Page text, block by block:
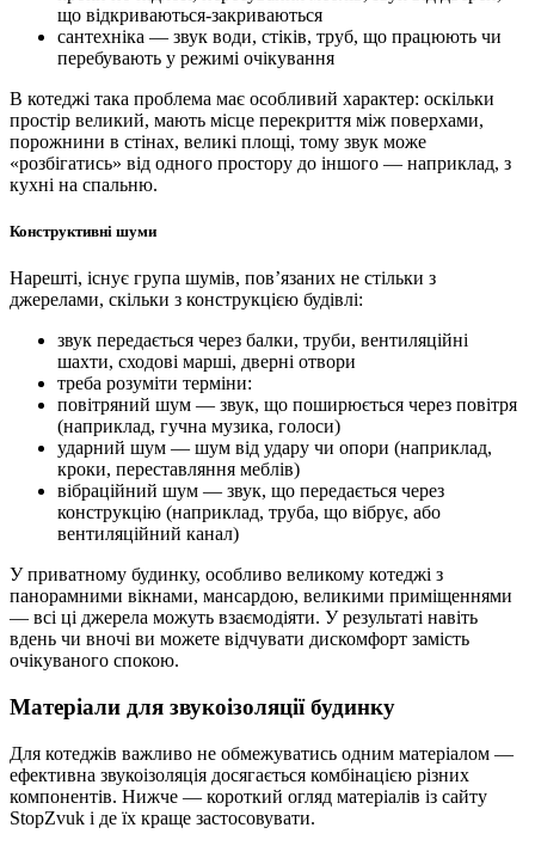
що відкриваються-закриваються
сантехніка — звук води, стіків, труб, що працюють чи
перебувають у режимі очікування
В котеджі така проблема має особливий характер: оскільки
простір великий, мають місце перекриття між поверхами,
порожнини в стінах, великі площі, тому звук може
«розбігатись» від одного простору до іншого — наприклад, з
кухні на спальню.
Конструктивні шуми
Нарешті, існує група шумів, пов’язаних не стільки з
джерелами, скільки з конструкцією будівлі:
звук передається через балки, труби, вентиляційні
шахти, сходові марші, дверні отвори
треба розуміти терміни:
повітряний шум — звук, що поширюється через повітря
(наприклад, гучна музика, голоси)
ударний шум — шум від удару чи опори (наприклад,
кроки, переставляння меблів)
вібраційний шум — звук, що передається через
конструкцію (наприклад, труба, що вібрує, або
вентиляційний канал)
У приватному будинку, особливо великому котеджі з
панорамними вікнами, мансардою, великими приміщеннями
— всі ці джерела можуть взаємодіяти. У результаті навіть
вдень чи вночі ви можете відчувати дискомфорт замість
очікуваного спокою.
Матеріали для звукоізоляції будинку
Для котеджів важливо не обмежуватись одним матеріалом —
ефективна звукоізоляція досягається комбінацією різних
компонентів. Нижче — короткий огляд матеріалів із сайту
StopZvuk і де їх краще застосовувати.